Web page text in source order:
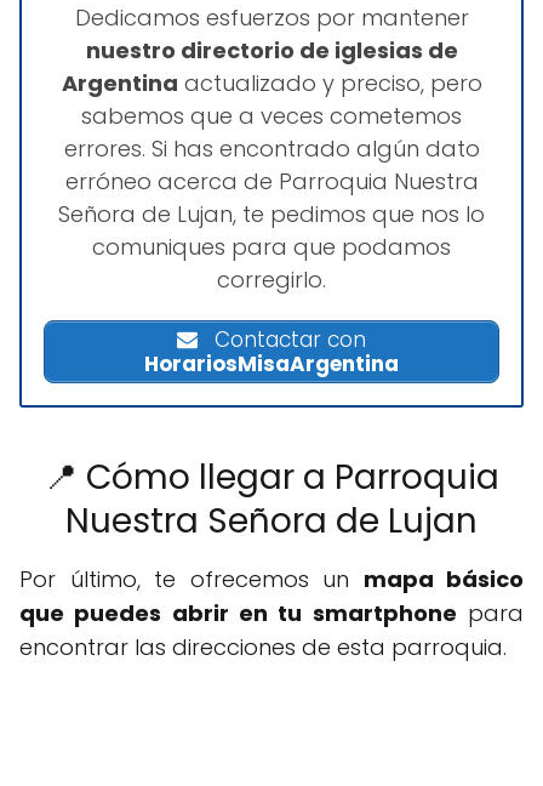
Dedicamos esfuerzos por mantener
nuestro directorio de iglesias de
Argentina actualizado y preciso, pero
sabemos que a veces cometemos
errores. Si has encontrado algún dato
erróneo acerca de Parroquia Nuestra
Señora de Lujan, te pedimos que nos lo
comuniques para que podamos
corregirlo.
Contactar con
HorariosMisaArgentina
📍 Cómo llegar a Parroquia
Nuestra Señora de Lujan
Por último, te ofrecemos un mapa básico
que puedes abrir en tu smartphone para
encontrar las direcciones de esta parroquia.